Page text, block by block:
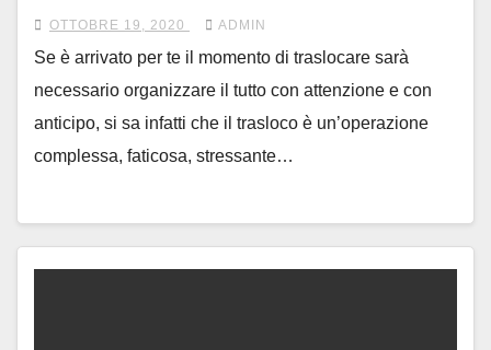
OTTOBRE 19, 2020 ADMIN
Se è arrivato per te il momento di traslocare sarà
necessario organizzare il tutto con attenzione e con
anticipo, si sa infatti che il trasloco è un’operazione
complessa, faticosa, stressante…